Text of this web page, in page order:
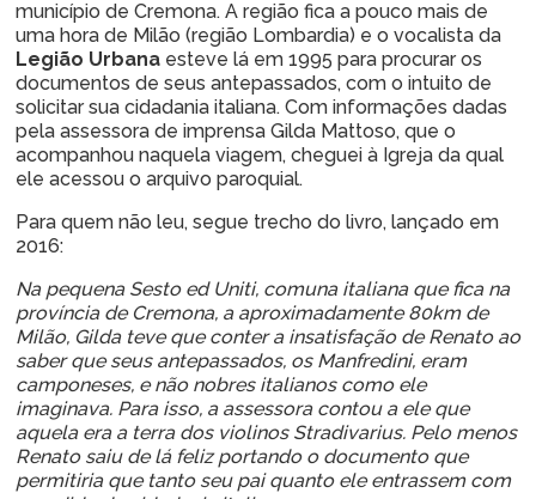
município de Cremona. A região fica a pouco mais de
uma hora de Milão (região Lombardia) e o vocalista da
Legião Urbana esteve lá em 1995 para procurar os
documentos de seus antepassados, com o intuito de
solicitar sua cidadania italiana. Com informações dadas
pela assessora de imprensa Gilda Mattoso, que o
acompanhou naquela viagem, cheguei à Igreja da qual
ele acessou o arquivo paroquial.
Para quem não leu, segue trecho do livro, lançado em
2016:
Na pequena Sesto ed Uniti, comuna italiana que fica na
província de Cremona, a aproximadamente 80km de
Milão, Gilda teve que conter a insatisfação de Renato ao
saber que seus antepassados, os Manfredini, eram
camponeses, e não nobres italianos como ele
imaginava. Para isso, a assessora contou a ele que
aquela era a terra dos violinos Stradivarius. Pelo menos
Renato saiu de lá feliz portando o documento que
permitiria que tanto seu pai quanto ele entrassem com